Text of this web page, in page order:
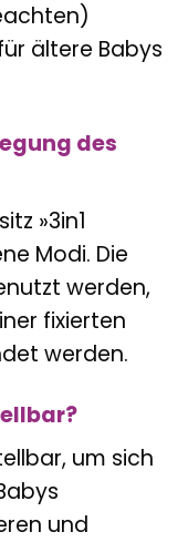
ältere Babys
des
»3in1
Modi. Die
werden,
fixierten
werden.
um sich
und